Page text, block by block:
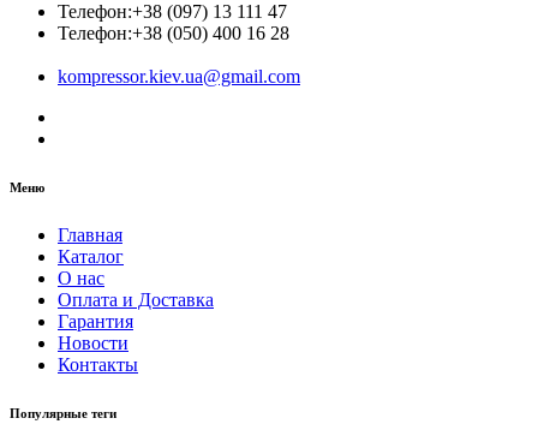
Телефон:+38 (097) 13 111 47
Телефон:+38 (050) 400 16 28
kompressor.kiev.ua@gmail.com
Меню
Главная
Каталог
О нас
Оплата и Доставка
Гарантия
Новости
Контакты
Популярные теги